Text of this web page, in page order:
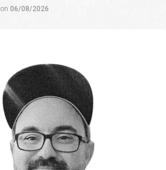
on 06/08/2026